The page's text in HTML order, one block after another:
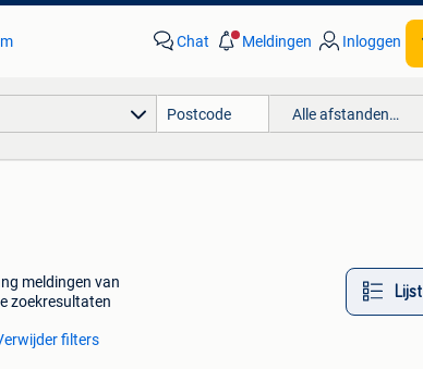
Chat Meldingen Inloggen
Alle afstanden…
meldingen van
zoekresultaten
Lijst
filters